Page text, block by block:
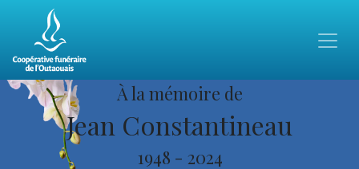
À la mémoire de
Jean Constantineau
1948 - 2024